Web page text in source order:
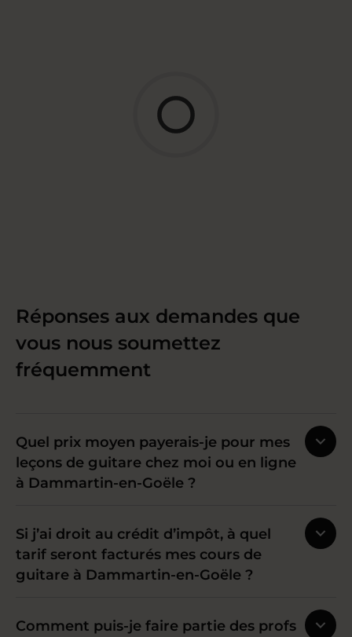
Réponses aux demandes que
vous nous soumettez
fréquemment
Quel prix moyen payerais-je pour mes
leçons de guitare chez moi ou en ligne
à Dammartin-en-Goële ?
Si j’ai droit au crédit d’impôt, à quel
tarif seront facturés mes cours de
guitare à Dammartin-en-Goële ?
Comment puis-je faire partie des profs